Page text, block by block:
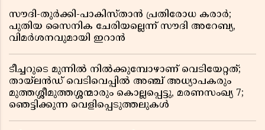
സൗദി-തുർക്കി-പാകിസ്താൻ പ്രതിരോധ കരാർ;
പുതിയ സൈനിക ചേരിയല്ലെന്ന് സൗദി അറേബ്യ,
വിമർശനവുമായി ഇറാൻ
ടീച്ചറുടെ മുന്നിൽ നിൽക്കുമ്പോഴാണ് വെടിയേറ്റത്;
തായ്‌ലൻഡ് വെടിവെപ്പിൽ അഞ്ച് അധ്യാപകരും
മുത്തശ്ശീമുത്തശ്ശന്മാരും കൊല്ലപ്പെട്ടു, മരണസംഖ്യ 7;
ഞെട്ടിക്കുന്ന വെളിപ്പെടുത്തലുകൾ